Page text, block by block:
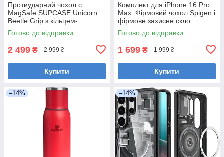
Протиударний чохол с
MagSafe SUPCASE Unicorn
Beetle Grip з кільцем-
підставкою для Samsung
Galaxy S26 Ultra, Black
Готово до відправки
2 499 ₴ 2 999 ₴
Купити
Комплект для iPhone 16 Pro
Max: Фірмовий чохол Spigen і
фірмове захисне скло
Spigen, ACS06861
Готово до відправки
1 699 ₴ 1 999 ₴
Купити
–14% –14%